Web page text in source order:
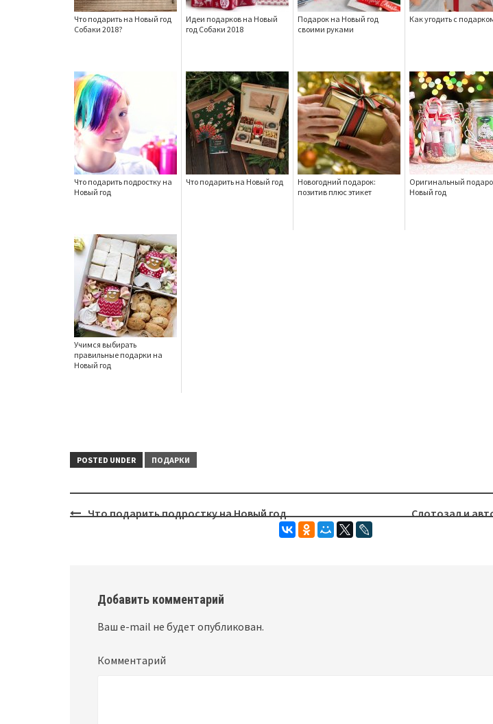
Что подарить на Новый год
Собаки 2018?
Идеи подарков на Новый
год Собаки 2018
Подарок на Новый год
своими руками
Как угодить с
Что подарить подростку на
Новый год
Что подарить на Новый год
Новогодний подарок:
позитив плюс этикет
Оригинальный
Новый год
Учимся выбирать
правильные подарки на
Новый год
POSTED UNDER ПОДАРКИ
Что подарить подростку на Новый год Слотозал и
Добавить комментарий
Ваш e-mail не будет опубликован.
Комментарий